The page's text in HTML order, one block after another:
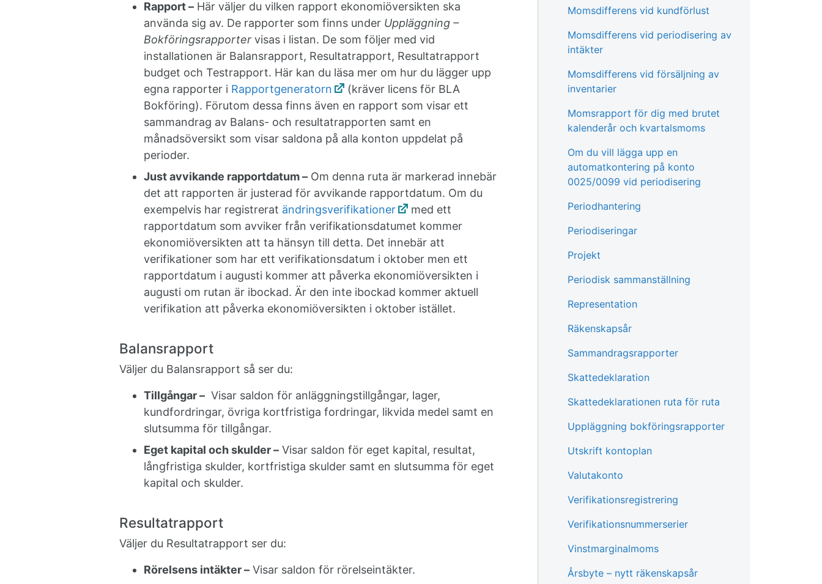
Rapport – Här väljer du vilken rapport ekonomiöversikten ska
använda sig av. De rapporter som finns under Uppläggning –
Bokföringsrapporter visas i listan. De som följer med vid
installationen är Balansrapport, Resultatrapport, Resultatrapport
budget och Testrapport. Här kan du läsa mer om hur du lägger upp
egna rapporter i Rapportgeneratorn
(kräver licens för BLA
Bokföring). Förutom dessa finns även en rapport som visar ett
sammandrag av Balans- och resultatrapporten samt en
månadsöversikt som visar saldona på alla konton uppdelat på
perioder.
Just avvikande rapportdatum – Om denna ruta är markerad innebär
det att rapporten är justerad för avvikande rapportdatum. Om du
exempelvis har registrerat ändringsverifikationer
med ett
rapportdatum som avviker från verifikationsdatumet kommer
ekonomiöversikten att ta hänsyn till detta. Det innebär att
verifikationer som har ett verifikationsdatum i oktober men ett
rapportdatum i augusti kommer att påverka ekonomiöversikten i
augusti om rutan är ibockad. Är den inte ibockad kommer aktuell
verifikation att påverka ekonomiöversikten i oktober istället.
Balansrapport
Väljer du Balansrapport så ser du:
Tillgångar – Visar saldon för anläggningstillgångar, lager,
kundfordringar, övriga kortfristiga fordringar, likvida medel samt en
slutsumma för tillgångar.
Eget kapital och skulder – Visar saldon för eget kapital, resultat,
långfristiga skulder, kortfristiga skulder samt en slutsumma för eget
kapital och skulder.
Resultatrapport
Väljer du Resultatrapport ser du:
Rörelsens intäkter – Visar saldon för rörelseintäkter.
Momsdifferens vid kundförlust
Momsdifferens vid periodisering av
intäkter
Momsdifferens vid försäljning av
inventarier
Momsrapport för dig med brutet
kalenderår och kvartalsmoms
Om du vill lägga upp en
automatkontering på konto
0025/0099 vid periodisering
Periodhantering
Periodiseringar
Projekt
Periodisk sammanställning
Representation
Räkenskapsår
Sammandragsrapporter
Skattedeklaration
Skattedeklarationen ruta för ruta
Uppläggning bokföringsrapporter
Utskrift kontoplan
Valutakonto
Verifikationsregistrering
Verifikationsnummerserier
Vinstmarginalmoms
Årsbyte – nytt räkenskapsår